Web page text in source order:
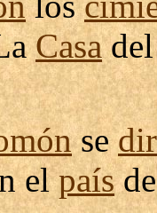
Casa
se
elpaís